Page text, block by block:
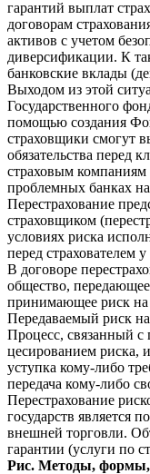
гарантий выплат
договорам
активов с учетом
диверсификации. К
банковские вклады
Выходом из этой
Государственного
помощью создания
страховщики смогут
обязательства перед
страховым компаниям
проблемных банках
Перестрахование
страховщиком
условиях риска
перед страхователем
В договоре
общество,
принимающее риск на
Передаваемый риск
Процесс, связанный с
цесированием риска,
уступка кому-либо
передача кому-либо
Перестрахование
государств является
внешней торговли.
гарантии (услуги по
Рис. Методы, формы,